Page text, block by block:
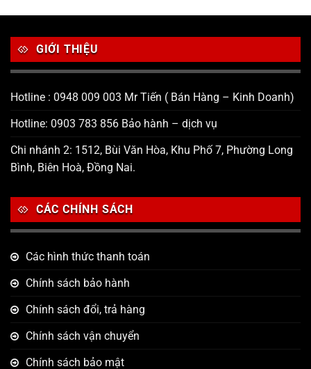
GIỚI THIỆU
Hotline : 0948 009 003 Mr Tiến ( Bán Hàng – Kinh Doanh)
Hotline: 0903 783 856 Bảo hành – dịch vụ
Chi nhánh 2: 1512, Bùi Văn Hòa, Khu Phố 7, Phường Long
Bình, Biên Hoà, Đồng Nai.
CÁC CHÍNH SÁCH
Các hình thức thanh toán
Chính sách bảo hành
Chính sách đổi, trả hàng
Chính sách vận chuyển
Chính sách bảo mật